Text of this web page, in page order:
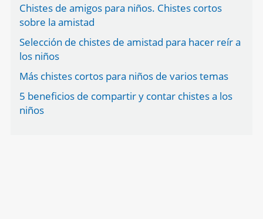
Chistes de amigos para niños. Chistes cortos
sobre la amistad
Selección de chistes de amistad para hacer reír a
los niños
Más chistes cortos para niños de varios temas
5 beneficios de compartir y contar chistes a los
niños